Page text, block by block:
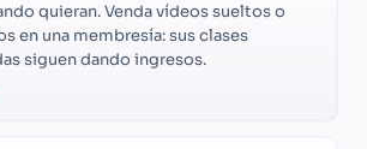
quieran. Venda vídeos sueltos o
en una membresía: sus clases
siguen dando ingresos.